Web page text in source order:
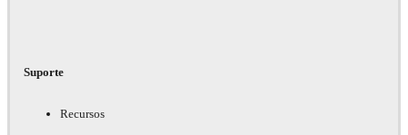
Suporte
Recursos